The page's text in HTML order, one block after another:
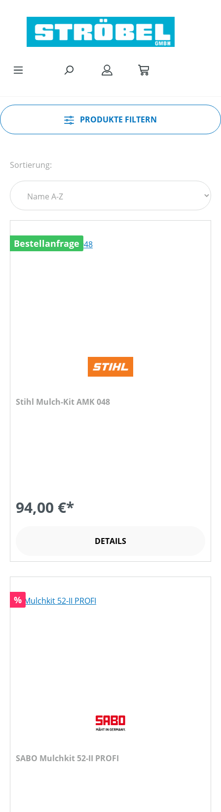
PRODUKTE FILTERN
Sortierung:
Bestellanfrage
Stihl Mulch-Kit AMK 048
94,00 €*
DETAILS
Rabatt
%
SABO Mulchkit 52-II PROFI